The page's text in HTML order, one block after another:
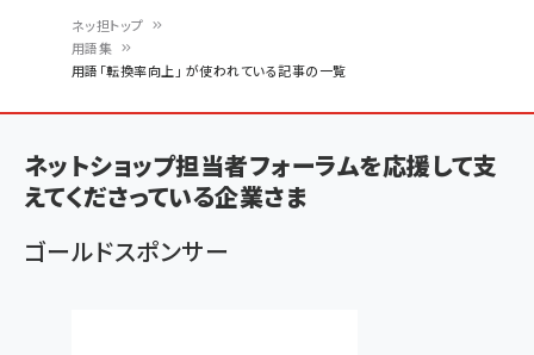
ン
く
ず
ネッ担トップ
用語集
用語「転換率向上」 が使われている記事の一覧
ネットショップ担当者フォーラムを応援して支
えてくださっている企業さま
ゴールドスポンサー